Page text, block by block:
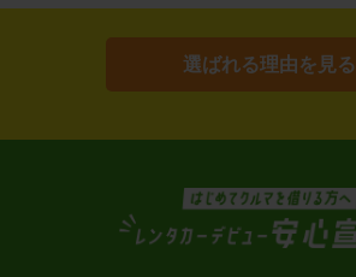
選ばれる理由を見る